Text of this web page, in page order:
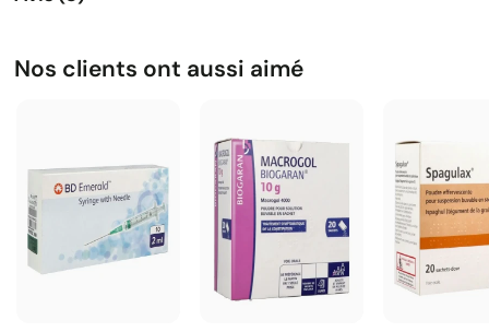
Nos clients ont aussi aimé